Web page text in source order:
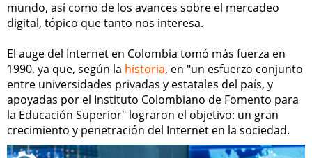
mundo, así como de los avances sobre el mercadeo
digital, tópico que tanto nos interesa.
El auge del Internet en Colombia tomó más fuerza en
1990, ya que, según la historia, en "un esfuerzo conjunto
entre universidades privadas y estatales del país, y
apoyadas por el Instituto Colombiano de Fomento para
la Educación Superior" lograron el objetivo: un gran
crecimiento y penetración del Internet en la sociedad.